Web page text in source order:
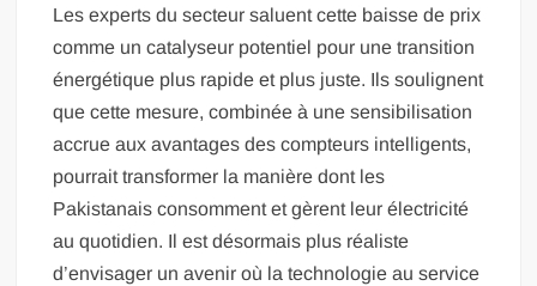
Les experts du secteur saluent cette baisse de prix
comme un catalyseur potentiel pour une transition
énergétique plus rapide et plus juste. Ils soulignent
que cette mesure, combinée à une sensibilisation
accrue aux avantages des compteurs intelligents,
pourrait transformer la manière dont les
Pakistanais consomment et gèrent leur électricité
au quotidien. Il est désormais plus réaliste
d’envisager un avenir où la technologie au service